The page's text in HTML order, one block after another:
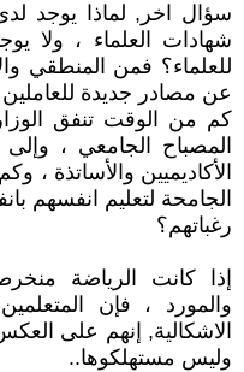
سؤال اخر, لماذا يوجد
شهادات العلماء ، ولا
للعلماء؟ فمن المنطقي
عن مصادر جديدة للعاملين
كم من الوقت تنفق
المصباح الجامعي ،
الأكاديميين والأساتذة ،
الجامحة لتعليم انفسهم
رغباتهم؟
إذا كانت الرياضة
والمورد ، فإن
الاشكالية, إنهم على
وليس مستهلكوها..